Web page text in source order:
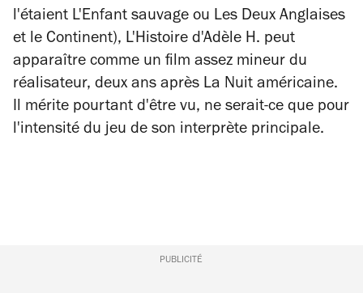
l'étaient L'Enfant sauvage ou Les Deux Anglaises
et le Continent), L'Histoire d'Adèle H. peut
apparaître comme un film assez mineur du
réalisateur, deux ans après La Nuit américaine.
Il mérite pourtant d'être vu, ne serait-ce que pour
l'intensité du jeu de son interprète principale.
PUBLICITÉ